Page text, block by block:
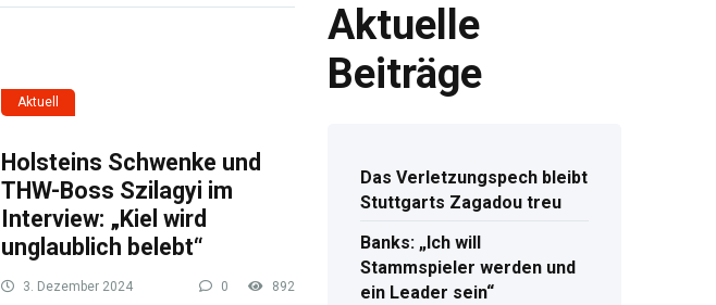
Aktuell
Holsteins Schwenke und
THW-Boss Szilagyi im
Interview: „Kiel wird
unglaublich belebt“
3. Dezember 2024 0 892
Aktuelle
Beiträge
Das Verletzungspech bleibt
Stuttgarts Zagadou treu
Banks: „Ich will
Stammspieler werden und
ein Leader sein“